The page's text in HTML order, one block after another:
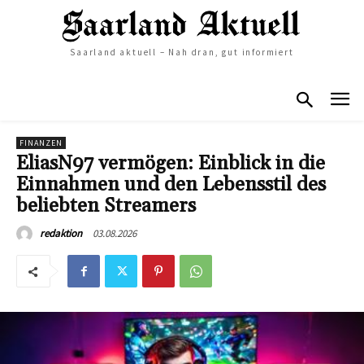
Saarland aktuell – Nah dran, gut informiert
FINANZEN
EliasN97 vermögen: Einblick in die
Einnahmen und den Lebensstil des
beliebten Streamers
redaktion 03.08.2026